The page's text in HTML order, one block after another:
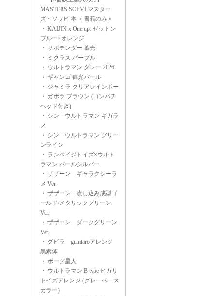
MASTERS SOFVI マスター
ズ・ソフビ 本 ＜書籍のみ＞
・ KAIJIN x One up. ゼットン
ブルー×オレンジ
・ サボテンダー 蓄光
・
ミクラス パープル
・ ウルトラマン グレー 2026'
・ ギャンゴ 偏光パール
・ ジャミラ クリアレインボー
・ ガボラ ブラウン (コンパチ
ヘッド付き)
・ シン・ウルトラマン ギガラ
メ
・ シン・ウルトラマン グリー
ンライン
・ ランペイジトイズ×ウルト
ラマン パールシルバー
・ ザザーン ギャラクシーラ
メ Ver.
・ ザザーン 流し込み成型ゴ
ールド/メタリックグリーン
Ver.
・ ザザーン ダークグリーン
Ver.
・ グビラ gumtaroアレンジ
黒素体
・ ボーグ星人
・ ウルトラマン B type ヒカリ
トイズアレンジ (グレーベース
カラー)